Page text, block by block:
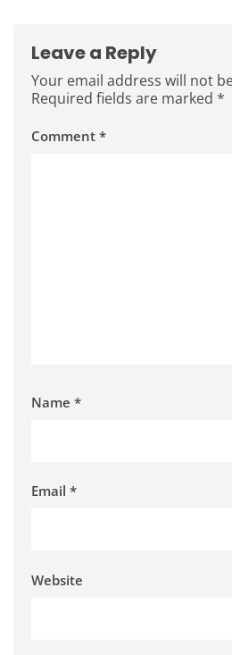
Leave a Reply
Your email address will not
Required fields are marked *
Comment *
Name *
Email *
Website